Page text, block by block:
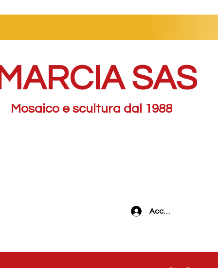
SAS
Mosaico e scultura dal 1988
Accedi